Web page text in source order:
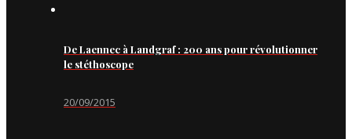
De Laennec à Landgraf : 200 ans pour révolutionner
le stéthoscope
20/09/2015